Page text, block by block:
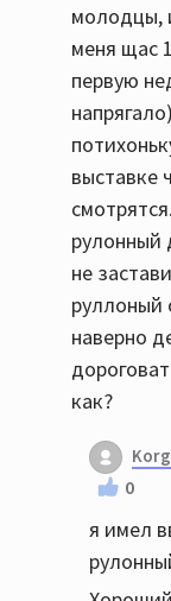
молодцы,
меня щас
первую
выставке
рулонный
не
руллоный
наверно
как?
0
я имел